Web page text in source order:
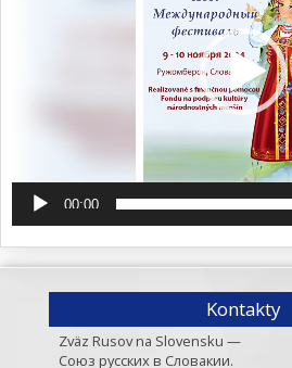
00:00
Kontakty
Zväz Rusov na Slovensku —
Союз русских в Словакии.